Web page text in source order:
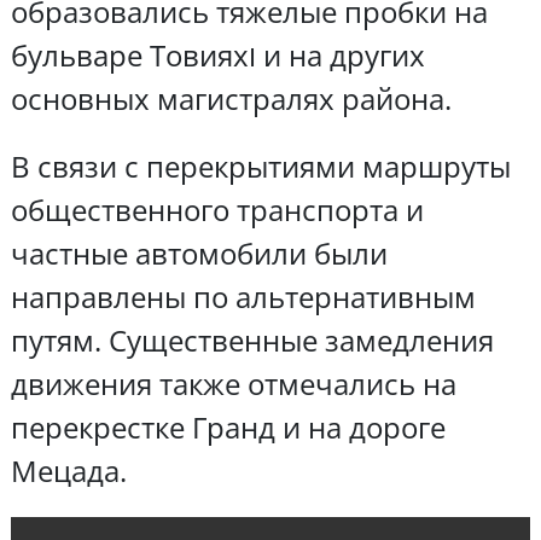
образовались тяжелые пробки на
бульваре Товияхו и на других
основных магистралях района.
В связи с перекрытиями маршруты
общественного транспорта и
частные автомобили были
направлены по альтернативным
путям. Существенные замедления
движения также отмечались на
перекрестке Гранд и на дороге
Мецада.